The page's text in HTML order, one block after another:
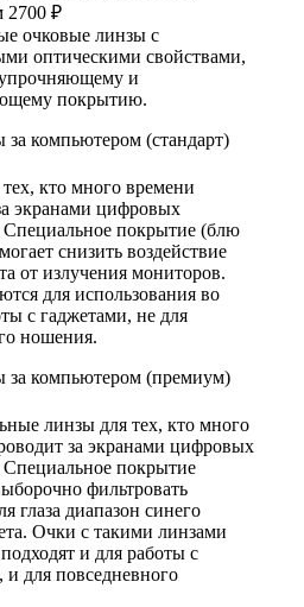
2700 ₽
очковые линзы с
оптическими свойствами,
упрочняющему и
покрытию.
за компьютером (стандарт)
кто много времени
экранами цифровых
Специальное покрытие (блю
снизить воздействие
от излучения мониторов.
для использования во
с гаджетами, не для
ношения.
за компьютером (премиум)
линзы для тех, кто много
за экранами цифровых
Специальное покрытие
фильтровать
глаза диапазон синего
Очки с такими линзами
и для работы с
и для повседневного